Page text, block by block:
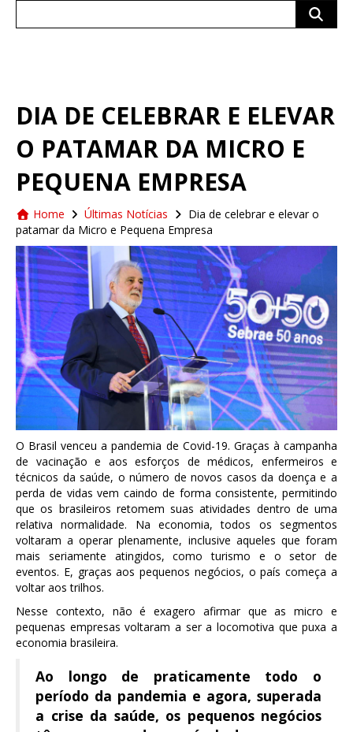
DIA DE CELEBRAR E ELEVAR
O PATAMAR DA MICRO E
PEQUENA EMPRESA
Home Últimas Notícias
Dia de celebrar e elevar o
patamar da Micro e Pequena Empresa
O Brasil venceu a pandemia de Covid-19. Graças à campanha
de vacinação e aos esforços de médicos, enfermeiros e
técnicos da saúde, o número de novos casos da doença e a
perda de vidas vem caindo de forma consistente, permitindo
que os brasileiros retomem suas atividades dentro de uma
relativa normalidade. Na economia, todos os segmentos
voltaram a operar plenamente, inclusive aqueles que foram
mais seriamente atingidos, como turismo e o setor de
eventos. E, graças aos pequenos negócios, o país começa a
voltar aos trilhos.
Nesse contexto, não é exagero afirmar que as micro e
pequenas empresas voltaram a ser a locomotiva que puxa a
economia brasileira.
Ao longo de praticamente todo o
período da pandemia e agora, superada
a crise da saúde, os pequenos negócios